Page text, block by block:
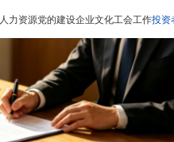
人力资源党的建设企业文化工会工作投资